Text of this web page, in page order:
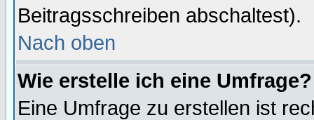
Beitragsschreiben abschaltest).
Nach oben
Wie erstelle ich eine Umfrage?
Eine Umfrage zu erstellen ist